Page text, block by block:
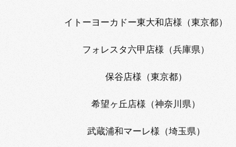
イトーヨーカドー東大和店様（東京都）
フォレスタ六甲店様（兵庫県）
保谷店様（東京都）
希望ヶ丘店様（神奈川県）
武蔵浦和マーレ様（埼玉県）